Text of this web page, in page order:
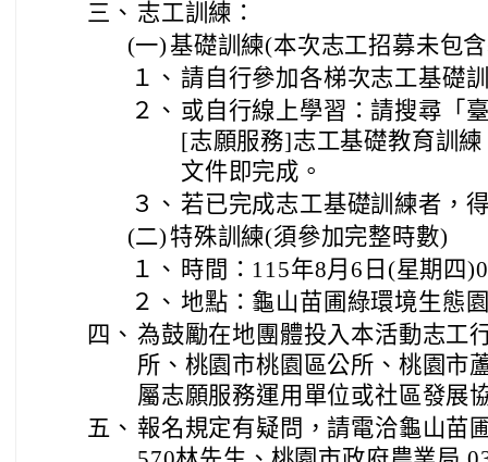
三、 志工訓練：
(一) 基礎訓練(本次志工招募未包
１、 請自行參加各梯次志工基礎
２、 或自行線上學習：請搜尋「
[志願服務]志工基礎教育訓
文件即完成。
３、 若已完成志工基礎訓練者，
(二)特殊訓練(須參加完整時數)
１、 時間：115年8月6日(星期四
２、 地點：龜山苗圃綠環境生態
四、 為鼓勵在地團體投入本活動志工
所、桃園市桃園區公所、桃園市
屬志願服務運用單位或社區發展
五、 報名規定有疑問，請電洽龜山苗